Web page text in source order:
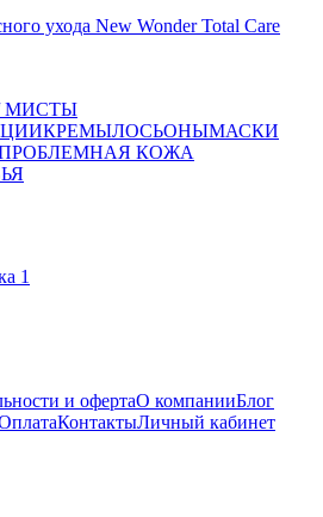
ухода New Wonder Total Care
МИСТЫ
КРЕМЫЛОСЬОНЫМАСКИ
КОЖА
1
и офертаО компанииБлог
КонтактыЛичный кабинет